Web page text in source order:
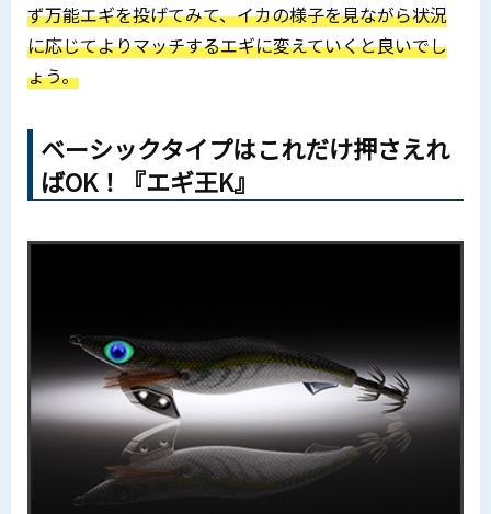
ず万能エギを投げてみて、イカの様子を見ながら状況
に応じてよりマッチするエギに変えていくと良いでし
ょう。
ベーシックタイプはこれだけ押さえれ
ばOK！『エギ王K』